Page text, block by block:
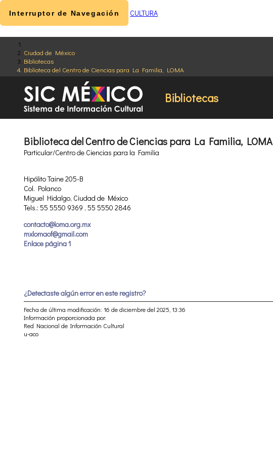
Ciudad de México
Bibliotecas
Biblioteca del Centro de Ciencias para La Familia, LOMA
Bibliotecas
Interruptor de Navegación CULTURA
Biblioteca del Centro de Ciencias para La Familia, LOMA
Particular/Centro de Ciencias para la Familia
Hipólito Taine 205-B
Col. Polanco
Miguel Hidalgo, Ciudad de México
Tels.: 55 5550 9369 , 55 5550 2846
contacto@loma.org.mx
mxlomaof@gmail.com
Enlace página 1
¿Detectaste algún error en este registro?
Fecha de última modificación: 16 de diciembre del 2025, 13:36
Información proporcionada por:
Red Nacional de Información Cultural
u-aco